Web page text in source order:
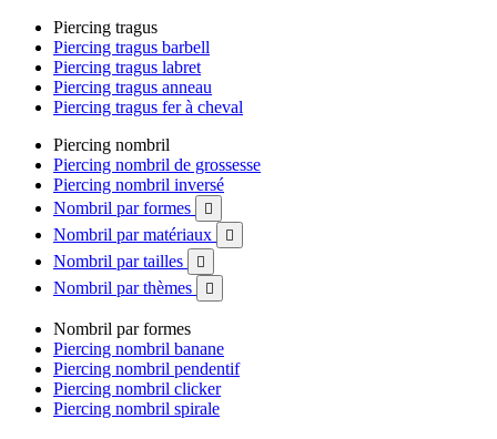
Piercing tragus
Piercing tragus barbell
Piercing tragus labret
Piercing tragus anneau
Piercing tragus fer à cheval
Piercing nombril
Piercing nombril de grossesse
Piercing nombril inversé
Nombril par formes

Nombril par matériaux 
Nombril par tailles 
Nombril par thèmes 
Nombril par formes
Piercing nombril banane
Piercing nombril pendentif
Piercing nombril clicker
Piercing nombril spirale